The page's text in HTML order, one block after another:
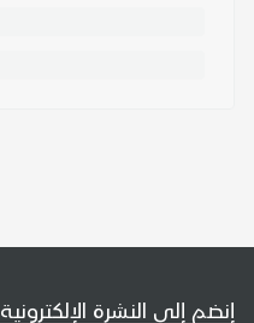
إنضم إلى النشرة الإلكترونية